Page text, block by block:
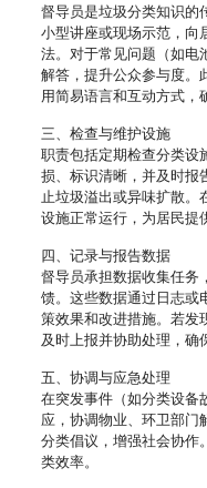
督导员是垃圾分类知识的
小型讲座或现场示范，向
法。对于常见问题（如电
解答，提升公众参与度。
用简易语言和互动方式，
三、检查与维护设施
职责包括定期检查分类设
损、标识清晰，并及时报
止垃圾溢出或异味扩散。
设施正常运行，为居民提
四、记录与报告数据
督导员承担数据收集任务
馈。这些数据通过日志或
策效果和改进措施。若发
及时上报并协助处理，确
五、协调与应急处理
在突发事件（如分类设备
应，协调物业、环卫部门
分类倡议，增强社会协作
类效率。